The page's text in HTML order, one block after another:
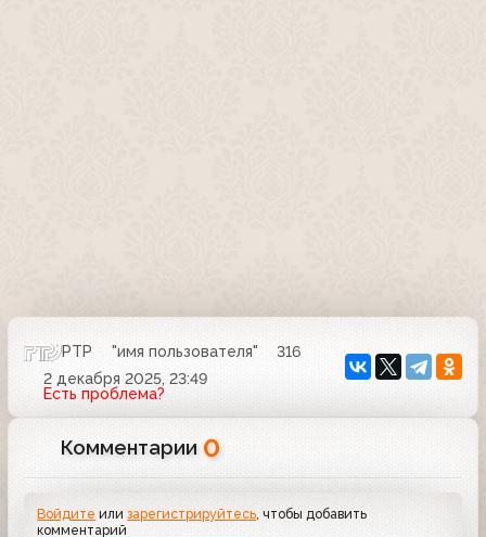
РТР "имя пользователя"
316
2 декабря 2025, 23:49
Есть проблема?
Комментарии 0
Войдите илизарегистрируйтесь , чтобы добавить
комментарий